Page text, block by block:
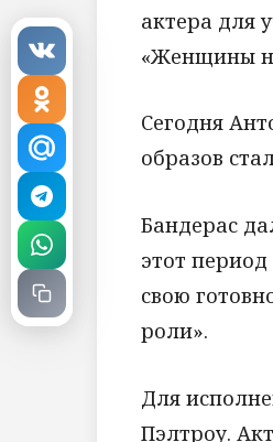
актера для
«Женщины
Сегодня
образов
Бандерас
этот период
свою
роли».
Для
Пэлтроу.